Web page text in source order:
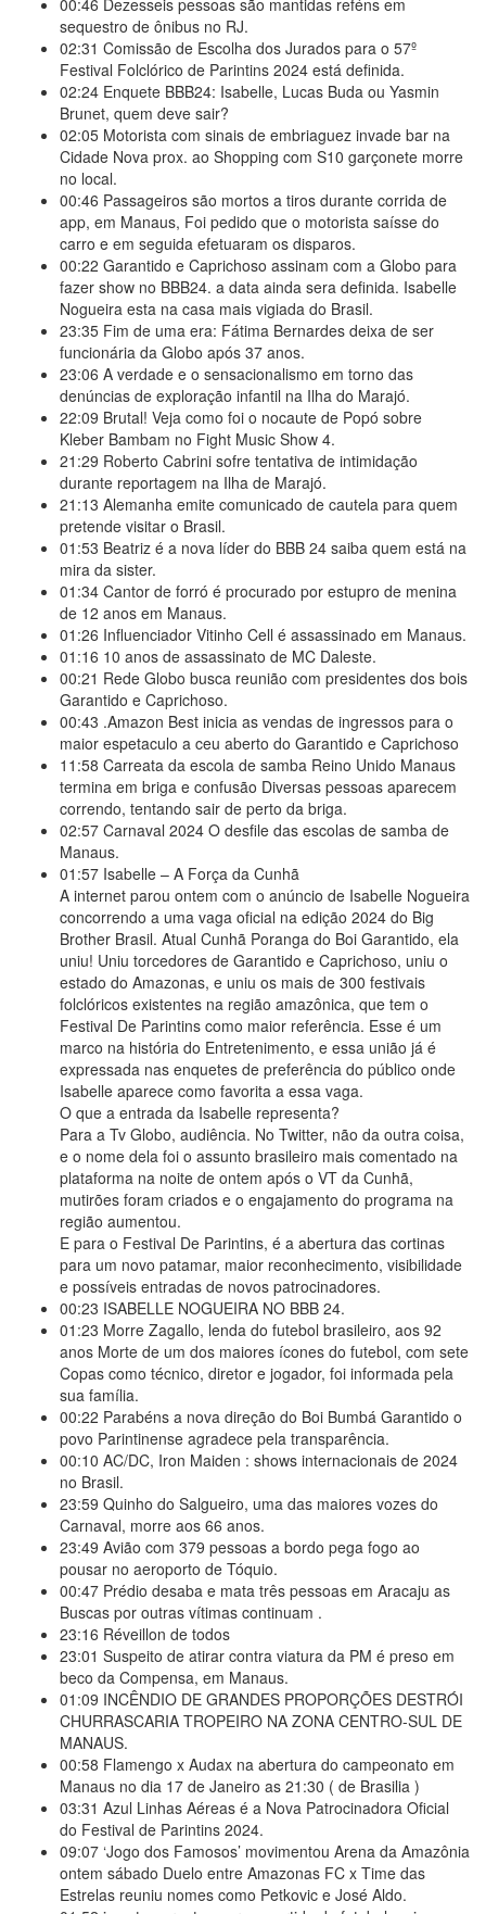
00:46 Dezesseis pessoas são mantidas reféns em
sequestro de ônibus no RJ.
02:31 Comissão de Escolha dos Jurados para o 57º
Festival Folclórico de Parintins 2024 está definida.
02:24 Enquete BBB24: Isabelle, Lucas Buda ou Yasmin
Brunet, quem deve sair?
02:05 Motorista com sinais de embriaguez invade bar na
Cidade Nova prox. ao Shopping com S10 garçonete morre
no local.
00:46 Passageiros são mortos a tiros durante corrida de
app, em Manaus, Foi pedido que o motorista saísse do
carro e em seguida efetuaram os disparos.
00:22 Garantido e Caprichoso assinam com a Globo para
fazer show no BBB24. a data ainda sera definida. Isabelle
Nogueira esta na casa mais vigiada do Brasil.
23:35 Fim de uma era: Fátima Bernardes deixa de ser
funcionária da Globo após 37 anos.
23:06 A verdade e o sensacionalismo em torno das
denúncias de exploração infantil na Ilha do Marajó.
22:09 Brutal! Veja como foi o nocaute de Popó sobre
Kleber Bambam no Fight Music Show 4.
21:29 Roberto Cabrini sofre tentativa de intimidação
durante reportagem na Ilha de Marajó.
21:13 Alemanha emite comunicado de cautela para quem
pretende visitar o Brasil.
01:53 Beatriz é a nova líder do BBB 24 saiba quem está na
mira da sister.
01:34 Cantor de forró é procurado por estupro de menina
de 12 anos em Manaus.
01:26 Influenciador Vitinho Cell é assassinado em Manaus.
01:16 10 anos de assassinato de MC Daleste.
00:21 Rede Globo busca reunião com presidentes dos bois
Garantido e Caprichoso.
00:43 .Amazon Best inicia as vendas de ingressos para o
maior espetaculo a ceu aberto do Garantido e Caprichoso
11:58 Carreata da escola de samba Reino Unido Manaus
termina em briga e confusão Diversas pessoas aparecem
correndo, tentando sair de perto da briga.
02:57 Carnaval 2024 O desfile das escolas de samba de
Manaus.
01:57 Isabelle – A Força da Cunhã
A internet parou ontem com o anúncio de Isabelle Nogueira
concorrendo a uma vaga oficial na edição 2024 do Big
Brother Brasil. Atual Cunhã Poranga do Boi Garantido, ela
uniu! Uniu torcedores de Garantido e Caprichoso, uniu o
estado do Amazonas, e uniu os mais de 300 festivais
folclóricos existentes na região amazônica, que tem o
Festival De Parintins como maior referência. Esse é um
marco na história do Entretenimento, e essa união já é
expressada nas enquetes de preferência do público onde
Isabelle aparece como favorita a essa vaga.
O que a entrada da Isabelle representa?
Para a Tv Globo, audiência. No Twitter, não da outra coisa,
e o nome dela foi o assunto brasileiro mais comentado na
plataforma na noite de ontem após o VT da Cunhã,
mutirões foram criados e o engajamento do programa na
região aumentou.
E para o Festival De Parintins, é a abertura das cortinas
para um novo patamar, maior reconhecimento, visibilidade
e possíveis entradas de novos patrocinadores.
00:23 ISABELLE NOGUEIRA NO BBB 24.
01:23 Morre Zagallo, lenda do futebol brasileiro, aos 92
anos Morte de um dos maiores ícones do futebol, com sete
Copas como técnico, diretor e jogador, foi informada pela
sua família.
00:22 Parabéns a nova direção do Boi Bumbá Garantido o
povo Parintinense agradece pela transparência.
00:10 AC/DC, Iron Maiden : shows internacionais de 2024
no Brasil.
23:59 Quinho do Salgueiro, uma das maiores vozes do
Carnaval, morre aos 66 anos.
23:49 Avião com 379 pessoas a bordo pega fogo ao
pousar no aeroporto de Tóquio.
00:47 Prédio desaba e mata três pessoas em Aracaju as
Buscas por outras vítimas continuam .
23:16 Réveillon de todos
23:01 Suspeito de atirar contra viatura da PM é preso em
beco da Compensa, em Manaus.
01:09 INCÊNDIO DE GRANDES PROPORÇÕES DESTRÓI
CHURRASCARIA TROPEIRO NA ZONA CENTRO-SUL DE
MANAUS.
00:58 Flamengo x Audax na abertura do campeonato em
Manaus no dia 17 de Janeiro as 21:30 ( de Brasilia )
03:31 Azul Linhas Aéreas é a Nova Patrocinadora Oficial
do Festival de Parintins 2024.
09:07 ‘Jogo dos Famosos’ movimentou Arena da Amazônia
ontem sábado Duelo entre Amazonas FC x Time das
Estrelas reuniu nomes como Petkovic e José Aldo.